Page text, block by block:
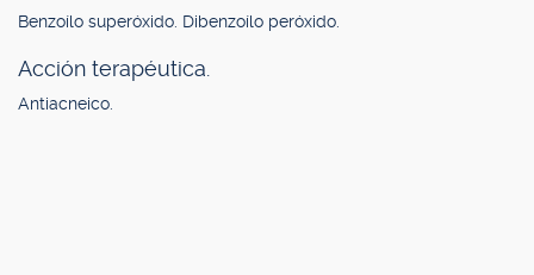
Benzoílo superóxido. Dibenzoílo peróxido.
Acción terapéutica.
Antiacneico.